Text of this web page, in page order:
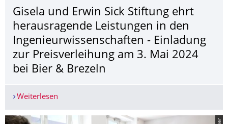
Gisela und Erwin Sick Stiftung ehrt
herausragende Leistungen in den
Ingenieurwissen­schaften - Einladung
zur Preisverleihung am 3. Mai 2024
bei Bier & Brezeln
Weiterlesen